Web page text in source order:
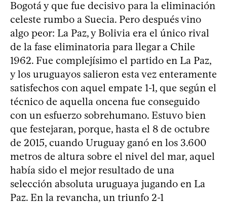
Bogotá y que fue decisivo para la eliminación
celeste rumbo a Suecia. Pero después vino
algo peor: La Paz, y Bolivia era el único rival
de la fase eliminatoria para llegar a Chile
1962. Fue complejísimo el partido en La Paz,
y los uruguayos salieron esta vez enteramente
satisfechos con aquel empate 1-1, que según el
técnico de aquella oncena fue conseguido
con un esfuerzo sobrehumano. Estuvo bien
que festejaran, porque, hasta el 8 de octubre
de 2015, cuando Uruguay ganó en los 3.600
metros de altura sobre el nivel del mar, aquel
había sido el mejor resultado de una
selección absoluta uruguaya jugando en La
Paz. En la revancha, un triunfo 2-1